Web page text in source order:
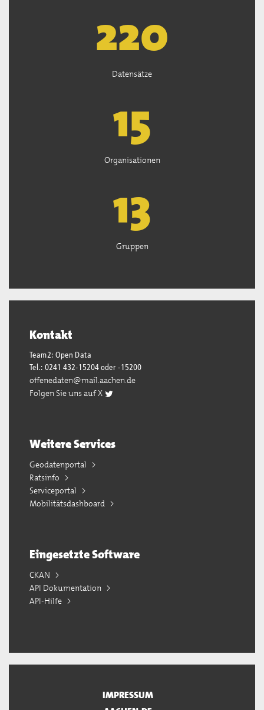
222
Datensätze
15
Organisationen
13
Gruppen
Kontakt
Team2: Open Data
Tel.: 0241 432-15204 oder -15200
offenedaten@mail.aachen.de
Folgen Sie uns auf X
Weitere Services
Geodatenportal
Ratsinfo
Serviceportal
Mobilitätsdashboard
Eingesetzte Software
CKAN
API Dokumentation
API-Hilfe
IMPRESSUM